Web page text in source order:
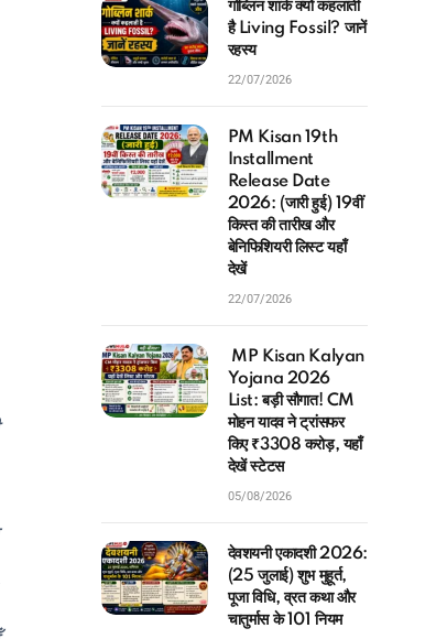
गोब्लिन शार्क क्यों कहलाती
है Living Fossil? जानें
रहस्य
22/07/2026
PM Kisan 19th
Installment
Release Date
2026: (जारी हुई) 19वीं
किस्त की तारीख और
बेनिफिशियरी लिस्ट यहाँ
देखें
22/07/2026
MP Kisan Kalyan
Yojana 2026
List: बड़ी सौगात! CM
मोहन यादव ने ट्रांसफर
किए ₹3308 करोड़, यहाँ
देखें स्टेटस
05/08/2026
देवशयनी एकादशी 2026:
(25 जुलाई) शुभ मुहूर्त,
पूजा विधि, व्रत कथा और
चातुर्मास के 101 नियम